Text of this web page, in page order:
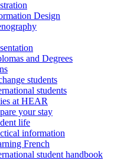
Design
and Degrees
students
students
at HEAR
your stay
life
information
French
student handbook